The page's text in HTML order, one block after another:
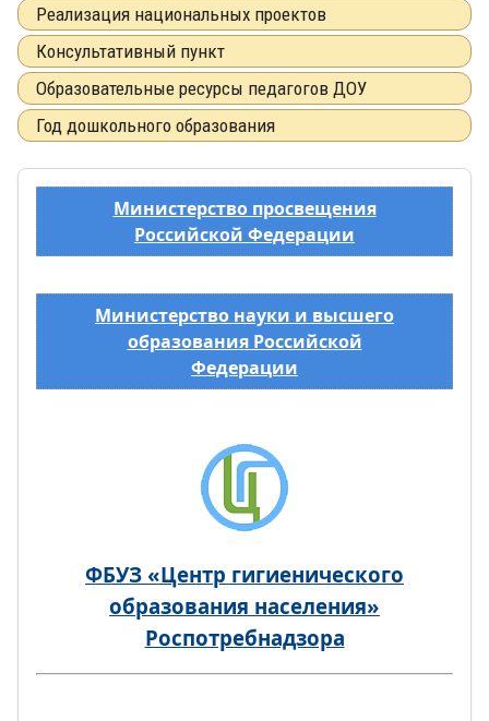
Реализация национальных проектов
Консультативный пункт
Образовательные ресурсы педагогов ДОУ
Год дошкольного образования
Министерство просвещения
Российской Федерации
Министерство науки и высшего
образования Российской
Федерации
ФБУЗ «Центр гигиенического
образования населения»
Роспотребнадзора